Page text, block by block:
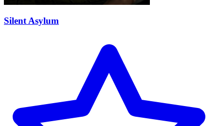
Silent Asylum